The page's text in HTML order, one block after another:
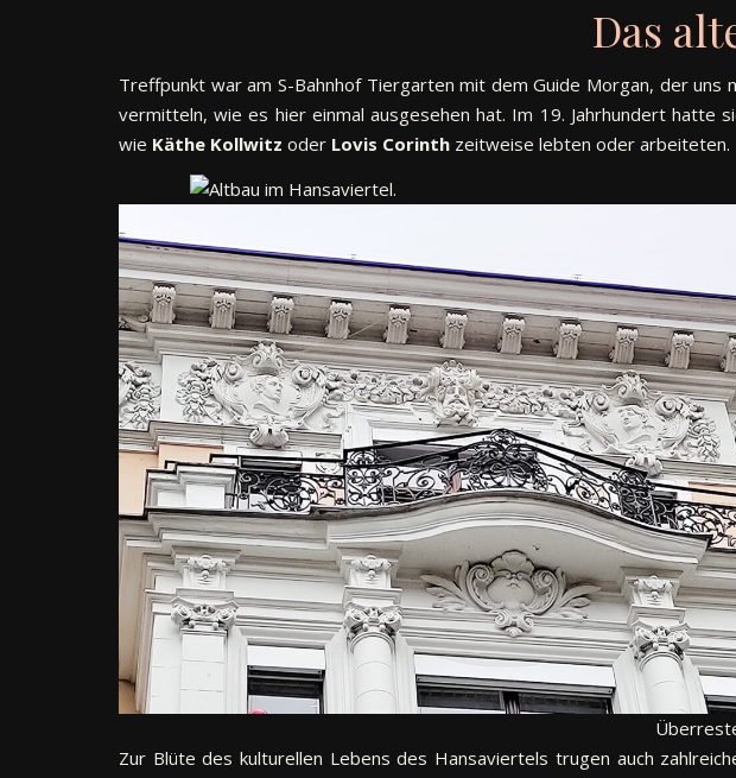
Das
Treffpunkt war am S-Bahnhof Tiergarten mit dem Guide Morgan, der
vermitteln, wie es hier einmal ausgesehen hat. Im 19. Jahrhundert hatte
wie Käthe Kollwitz oder Lovis Corinth zeitweise lebten oder arbeiteten.
Zur Blüte des kulturellen Lebens des Hansaviertels trugen auch